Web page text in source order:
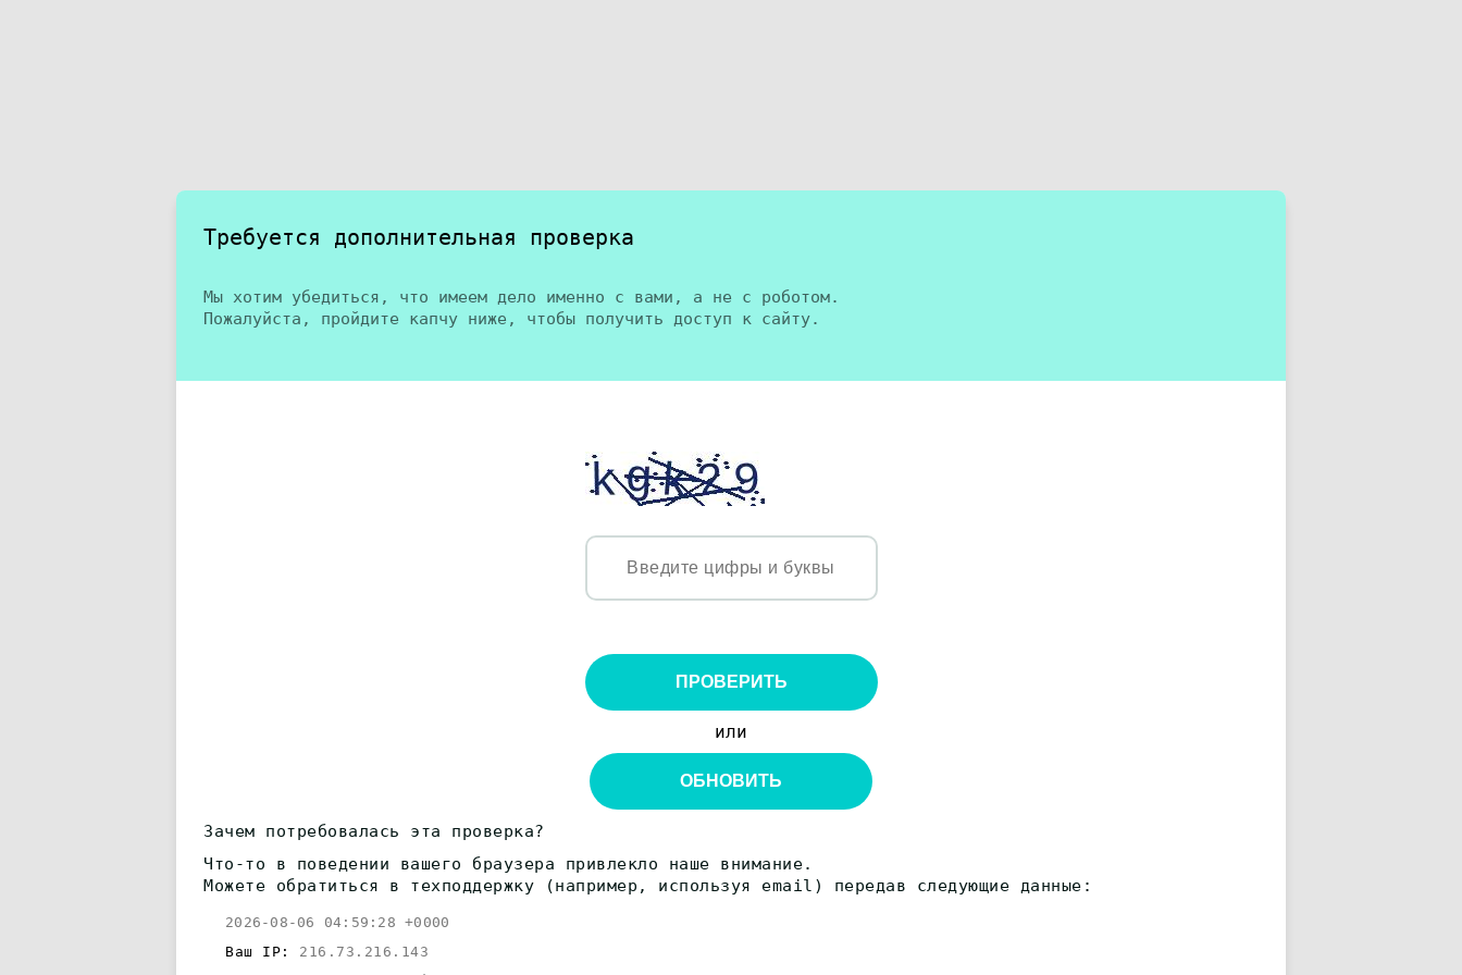
Требуется дополнительная проверка
Мы хотим убедиться, что имеем дело именно с вами, а не с роботом.
Пожалуйста, пройдите капчу ниже, чтобы получить доступ к сайту.
ПРОВЕРИТЬ
или
ОБНОВИТЬ
Зачем потребовалась эта проверка?
Что-то в поведении вашего браузера привлекло наше внимание.
Можете обратиться в техподдержку (например, используя email) передав следующие данные:
2026-08-06 04:59:28 +0000
Ваш IP: 216.73.216.143